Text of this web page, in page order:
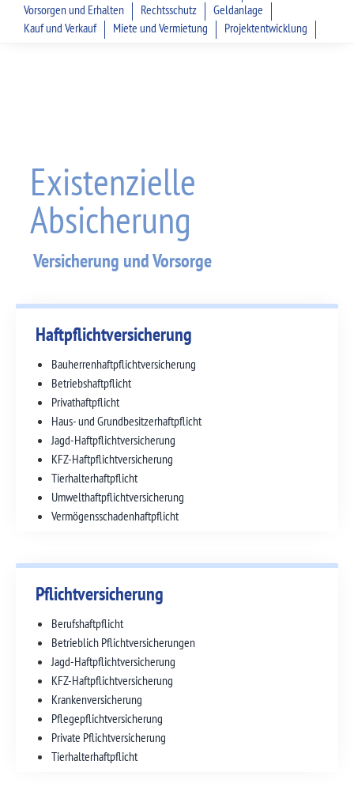
Vorsorgen und Erhalten
Rechtsschutz
Geldanlage
Kauf und Verkauf
Miete und Vermietung Projektentwicklung
Existenzielle
Absicherung
Versicherung und Vorsorge
Haftpflicht­versicherung
Bauherrenhaft­pflichtversicherung
Betriebshaftpflicht
Privathaftpflicht
Haus- und Grundbesitzer­haftpflicht
Jagd-Haftpflicht­versicherung
KFZ-Haftpflicht­versicherung
Tierhalter­haftpflicht
Umwelthaftpflicht­versicherung
Vermögens­schaden­haftpflicht
Pflicht­versicherung
Berufshaftpflicht
Betrieblich Pflicht­versicherungen
Jagd-Haftpflicht­versicherung
KFZ-Haftpflicht­versicherung
Kranken­versicherung
Pflegepflicht­versicherung
Private Pflicht­­versicherung
Tierhalter­haftpflicht